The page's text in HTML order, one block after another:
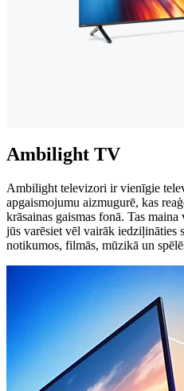
Ambilight TV
Ambilight televizori ir vienīgie
apgaismojumu aizmugurē, kas
krāsainas gaismas fonā. Tas
jūs varēsiet vēl vairāk iedziļināties
notikumos, filmās, mūzikā un